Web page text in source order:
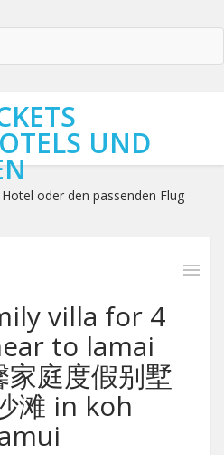
UND
oder den passenden Flug
villa for 4
to lamai
庭度假别墅
滩 in koh